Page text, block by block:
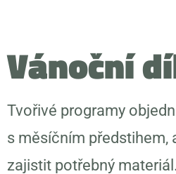
Vánoční
Tvořivé programy
s měsíčním předstihem,
zajistit potřebný materiál.